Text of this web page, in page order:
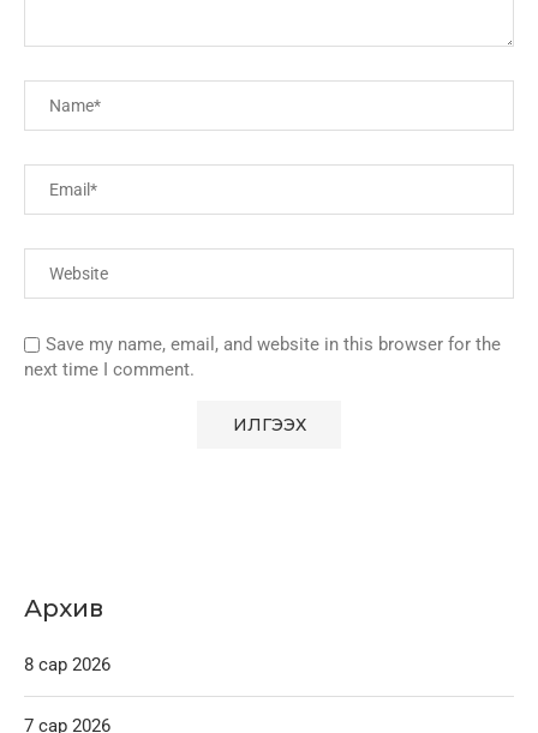
Save my name, email, and website in this browser for the
next time I comment.
Архив
8 сар 2026
7 сар 2026